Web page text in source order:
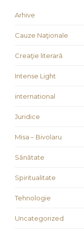
Arhive
Cauze Naţionale
Creaţie literară
Intense Light
international
Juridice
Misa – Bivolaru
Sănătate
Spiritualitate
Tehnologie
Uncategorized